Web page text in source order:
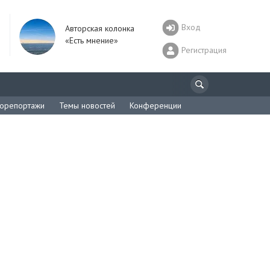
Авторская колонка
«Есть мнение»
Вход
Регистрация
Темы новостей Конференции